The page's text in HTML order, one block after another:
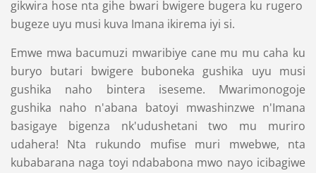
gikwira hose nta gihe bwari bwigere bugera ku rugero
bugeze uyu musi kuva Imana ikirema iyi si.
Emwe mwa bacumuzi mwaribiye cane mu mu caha ku
buryo butari bwigere buboneka gushika uyu musi
gushika naho bintera iseseme. Mwarimonogoje
gushika naho n'abana batoyi mwashinzwe n'Imana
basigaye bigenza nk'udushetani two mu muriro
udahera! Nta rukundo mufise muri mwebwe, nta
kubabarana naga toyi ndababona mwo nayo icibagiwe